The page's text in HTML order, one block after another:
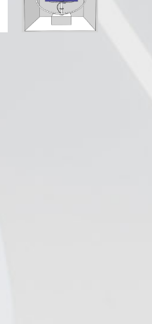
Chambre d'essai de
congélation
Chambre froide
Chambre
LV124 Choc de K-12
équipement de test
Four industriel pour